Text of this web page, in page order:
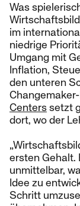
Was
im
niedrige
Umgang mit
Inflation,
den unteren
Centerssetzt
dort, wo der
ersten Gehalt.
unmittelbar,
Idee zu
Schritt